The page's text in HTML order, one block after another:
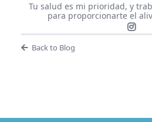
Tu salud es mi prioridad, y
para proporcionarte el
Back to Blog